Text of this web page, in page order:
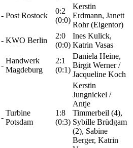
- Post Rostock
0:2
(0:0)
Kerstin
Erdmann, Janett
Rohr (Eigentor)
- KWO Berlin
2:0
(0:0)
Ines Kulick,
Katrin Vasas
-
Handwerk
Magdeburg
2:1
(0:1)
Daniela Heine,
Birgit Werner /
Jacqueline Koch
-
Turbine
Potsdam
1:8
(0:3)
Kerstin
Jungnickel /
Antje
Timmerbeil (4),
Sybille Brüdgam
(2), Sabine
Berger, Katrin